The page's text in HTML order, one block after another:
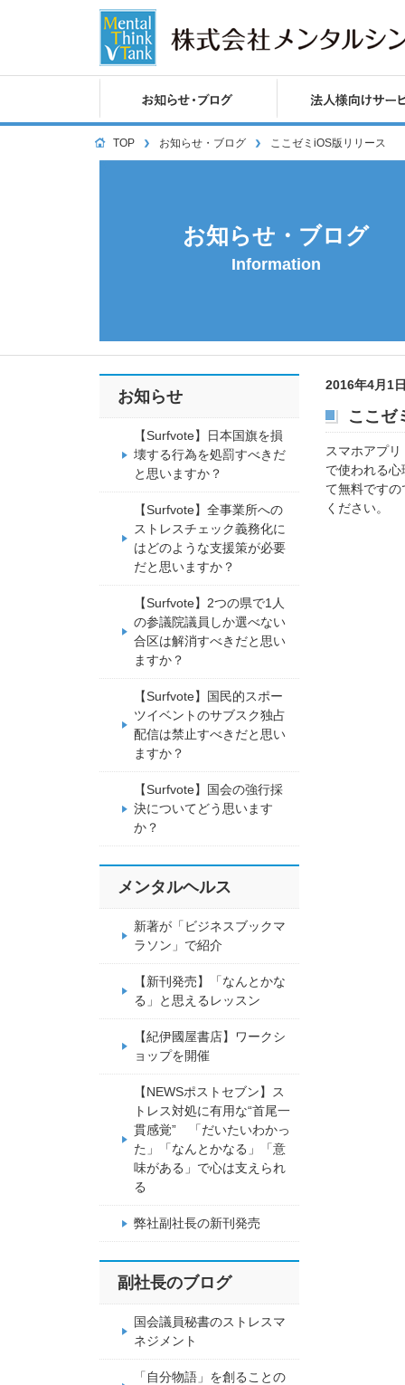
TOP お知らせ・ブログ ここゼミiOS版リリース
お知らせ・ブログ
Information
2016年4月1
ここゼ
スマホアプ
で使われる
て無料です
ください。
お知らせ
【Surfvote】日本国旗を損
壊する行為を処罰すべきだ
と思いますか？
【Surfvote】全事業所への
ストレスチェック義務化に
はどのような支援策が必要
だと思いますか？
【Surfvote】2つの県で1人
の参議院議員しか選べない
合区は解消すべきだと思い
ますか？
【Surfvote】国民的スポー
ツイベントのサブスク独占
配信は禁止すべきだと思い
ますか？
【Surfvote】国会の強行採
決についてどう思います
か？
メンタルヘルス
新著が「ビジネスブックマ
ラソン」で紹介
【新刊発売】「なんとかな
る」と思えるレッスン
【紀伊國屋書店】ワークシ
ョップを開催
【NEWSポストセブン】ス
トレス対処に有用な“首尾一
貫感覚” 「だいたいわかっ
た」「なんとかなる」「意
味がある」で心は支えられ
る
弊社副社長の新刊発売
副社長のブログ
国会議員秘書のストレスマ
ネジメント
「自分物語」を創ることの